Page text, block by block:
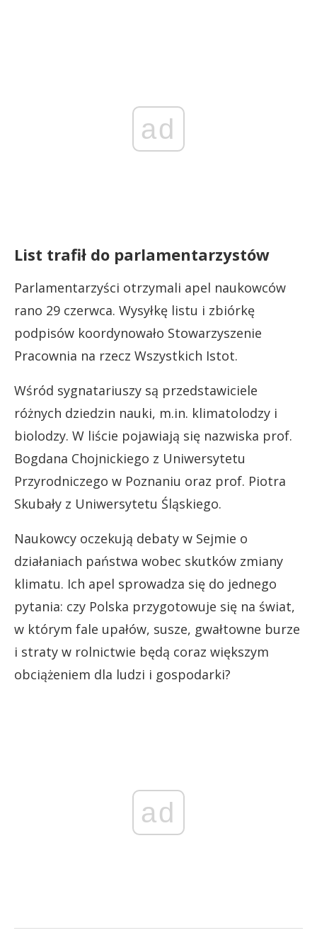
ad
List trafił do parlamentarzystów
Parlamentarzyści otrzymali apel naukowców
rano 29 czerwca. Wysyłkę listu i zbiórkę
podpisów koordynowało Stowarzyszenie
Pracownia na rzecz Wszystkich Istot.
Wśród sygnatariuszy są przedstawiciele
różnych dziedzin nauki, m.in. klimatolodzy i
biolodzy. W liście pojawiają się nazwiska prof.
Bogdana Chojnickiego z Uniwersytetu
Przyrodniczego w Poznaniu oraz prof. Piotra
Skubały z Uniwersytetu Śląskiego.
Naukowcy oczekują debaty w Sejmie o
działaniach państwa wobec skutków zmiany
klimatu. Ich apel sprowadza się do jednego
pytania: czy Polska przygotowuje się na świat,
w którym fale upałów, susze, gwałtowne burze
i straty w rolnictwie będą coraz większym
obciążeniem dla ludzi i gospodarki?
ad